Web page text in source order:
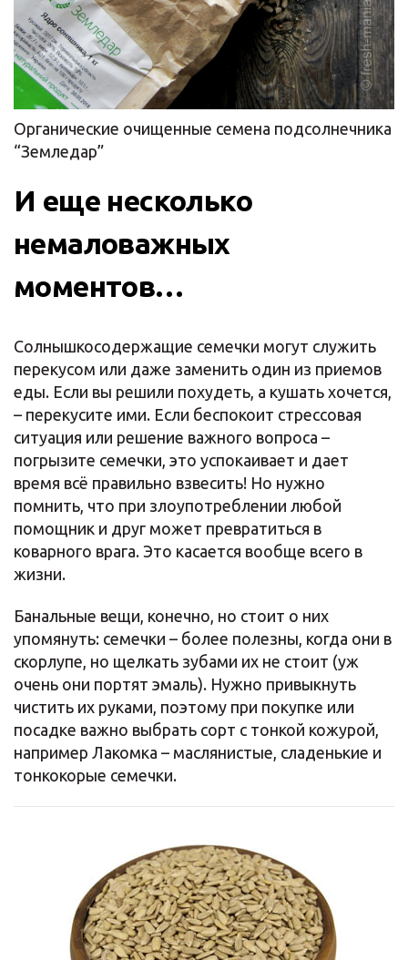
Органические очищенные семена подсолнечника
“Земледар”
И еще несколько
немаловажных
моментов…
Солнышкосодержащие семечки могут служить
перекусом или даже заменить один из приемов
еды. Если вы решили похудеть, а кушать хочется,
– перекусите ими. Если беспокоит стрессовая
ситуация или решение важного вопроса –
погрызите семечки, это успокаивает и дает
время всё правильно взвесить! Но нужно
помнить, что при злоупотреблении любой
помощник и друг может превратиться в
коварного врага. Это касается вообще всего в
жизни.
Банальные вещи, конечно, но стоит о них
упомянуть: семечки – более полезны, когда они в
скорлупе, но щелкать зубами их не стоит (уж
очень они портят эмаль). Нужно привыкнуть
чистить их руками, поэтому при покупке или
посадке важно выбрать сорт с тонкой кожурой,
например Лакомка – маслянистые, сладенькие и
тонкокорые семечки.